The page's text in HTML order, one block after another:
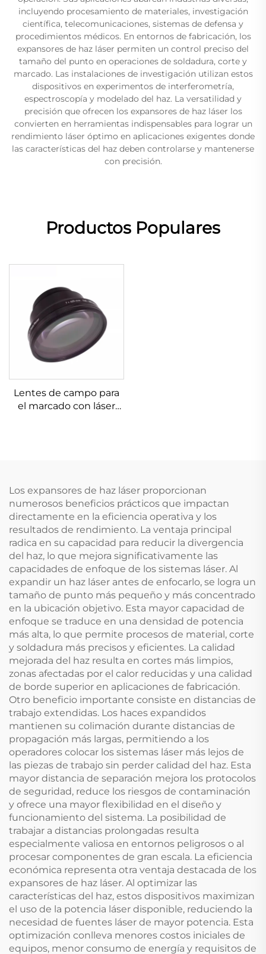
incluyendo procesamiento de materiales, investigación
científica, telecomunicaciones, sistemas de defensa y
procedimientos médicos. En entornos de fabricación, los
expansores de haz láser permiten un control preciso del
tamaño del punto en operaciones de soldadura, corte y
marcado. Las instalaciones de investigación utilizan estos
dispositivos en experimentos de interferometría,
espectroscopía y modelado del haz. La versatilidad y
precisión que ofrecen los expansores de haz láser los
convierten en herramientas indispensables para lograr un
rendimiento láser óptimo en aplicaciones exigentes donde
las características del haz deben controlarse y mantenerse
con precisión.
Productos Populares
Lentes de campo para
el marcado con láser
Los expansores de haz láser proporcionan
numerosos beneficios prácticos que impactan
directamente en la eficiencia operativa y los
resultados de rendimiento. La ventaja principal
radica en su capacidad para reducir la divergencia
del haz, lo que mejora significativamente las
capacidades de enfoque de los sistemas láser. Al
expandir un haz láser antes de enfocarlo, se logra un
tamaño de punto más pequeño y más concentrado
en la ubicación objetivo. Esta mayor capacidad de
enfoque se traduce en una densidad de potencia
más alta, lo que permite procesos de material, corte
y soldadura más precisos y eficientes. La calidad
mejorada del haz resulta en cortes más limpios,
zonas afectadas por el calor reducidas y una calidad
de borde superior en aplicaciones de fabricación.
Otro beneficio importante consiste en distancias de
trabajo extendidas. Los haces expandidos
mantienen su colimación durante distancias de
propagación más largas, permitiendo a los
operadores colocar los sistemas láser más lejos de
las piezas de trabajo sin perder calidad del haz. Esta
mayor distancia de separación mejora los protocolos
de seguridad, reduce los riesgos de contaminación
y ofrece una mayor flexibilidad en el diseño y
funcionamiento del sistema. La posibilidad de
trabajar a distancias prolongadas resulta
especialmente valiosa en entornos peligrosos o al
procesar componentes de gran escala. La eficiencia
económica representa otra ventaja destacada de los
expansores de haz láser. Al optimizar las
características del haz, estos dispositivos maximizan
el uso de la potencia láser disponible, reduciendo la
necesidad de fuentes láser de mayor potencia. Esta
optimización conlleva menores costos iniciales de
equipos, menor consumo de energía y requisitos de